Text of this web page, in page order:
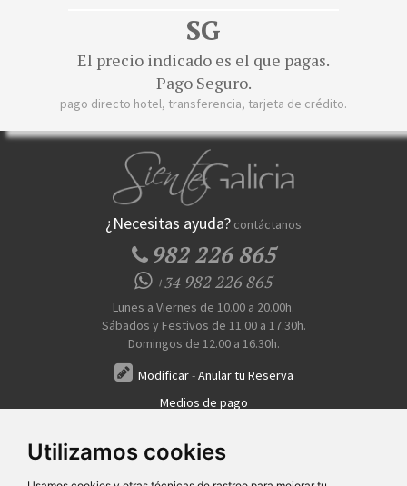
Utilizamos cookies
SG
El precio indicado es el que pagas.
Pago Seguro.
pago directo hotel, transferencia, tarjeta de crédito.
¿Necesitas ayuda? contáctanos
982 226 865
+34982 226 865
Lunes a Viernes de 10.00 a 20.00h.
Sábados y Festivos de 11.00 a 17.30h.
Domingos de 12.00 a 16.30h.
Modificar-Anular tu Reserva
Medios de pago